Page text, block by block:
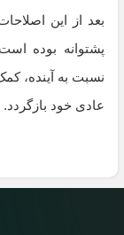
بعد از این
پشتوانه بوده
نسبت به آینده،
عادی خود بازگردد.